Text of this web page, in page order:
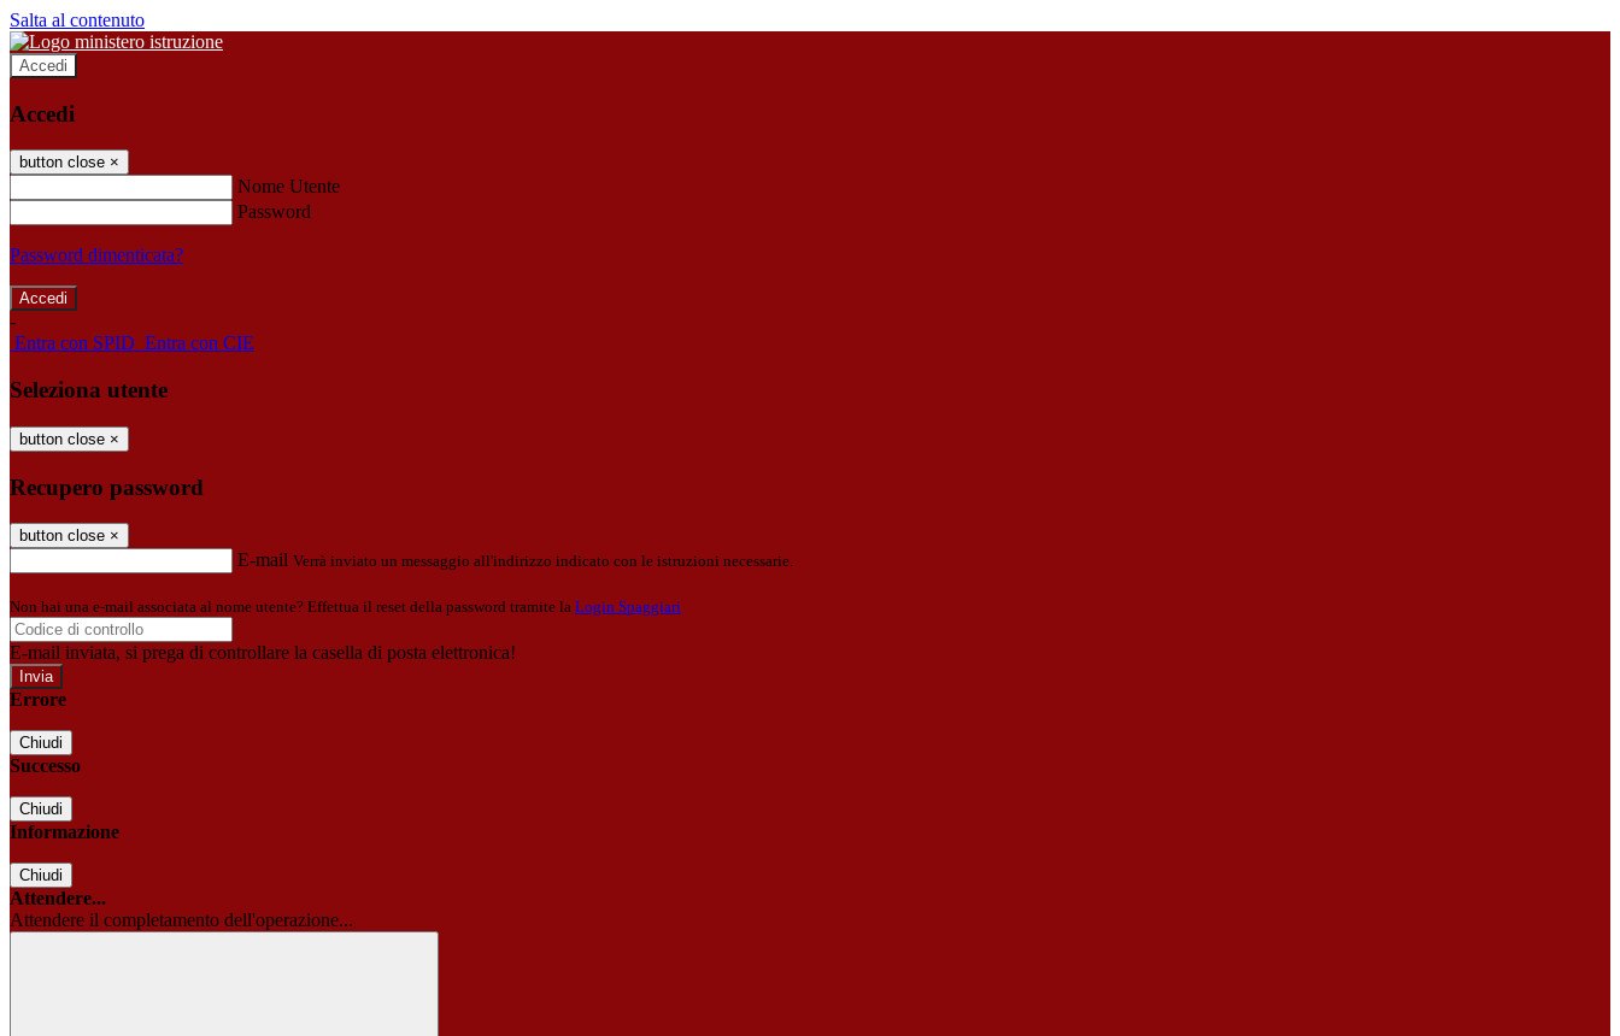
Salta al contenuto
Accedi
Accedi
button close ×
Nome Utente
Password
Password dimenticata?
-
Entra con SPID Entra con CIE
Seleziona utente
button close ×
Recupero password
button close ×
E-mail Verrà inviato un messaggio all'indirizzo indicato con le istruzioni necessarie.
Non hai una e-mail associata al nome utente? Effettua il reset della password tramite la Login Spaggiari
E-mail inviata, si prega di controllare la casella di posta elettronica!
Errore
Chiudi
Successo
Chiudi
Informazione
Chiudi
Attendere...
Attendere il completamento dell'operazione...